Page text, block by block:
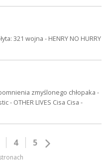
321 wojna - HENRY NO HURRY
zmyślonego chłopaka -
- OTHER LIVES Cisa Cisa -
4 5